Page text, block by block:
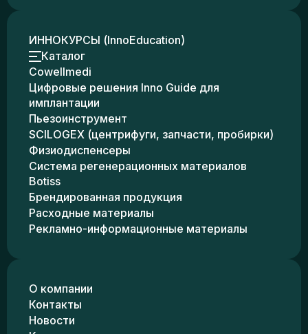
ИННОКУРСЫ (InnoEducation)
Каталог
Cowellmedi
Цифровые решения Inno Guide для
имплантации
Пьезоинструмент
SCILOGEX (центрифуги, запчасти, пробирки)
Физиодиспенсеры
Система регенерационных материалов
Botiss
Брендированная продукция
Расходные материалы
Рекламно-информационные материалы
О компании
Контакты
Новости